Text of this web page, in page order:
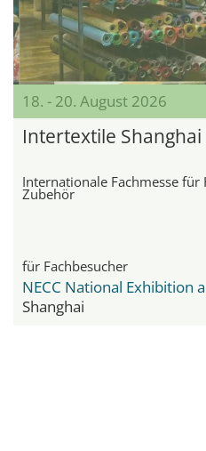
18. - 20. August 2026
Intertextile
Internationale Fachmesse
Zubehör
für Fachbesucher
Shanghai